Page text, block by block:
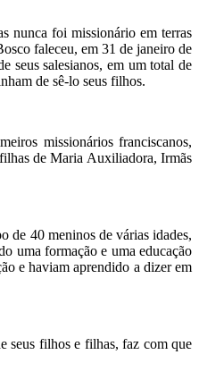
nunca foi missionário em terras
faleceu, em 31 de janeiro de
seus salesianos, em um total de
de sê-lo seus filhos.
missionários franciscanos,
de Maria Auxiliadora, Irmãs
de 40 meninos de várias idades,
uma formação e uma educação
e haviam aprendido a dizer em
seus filhos e filhas, faz com que